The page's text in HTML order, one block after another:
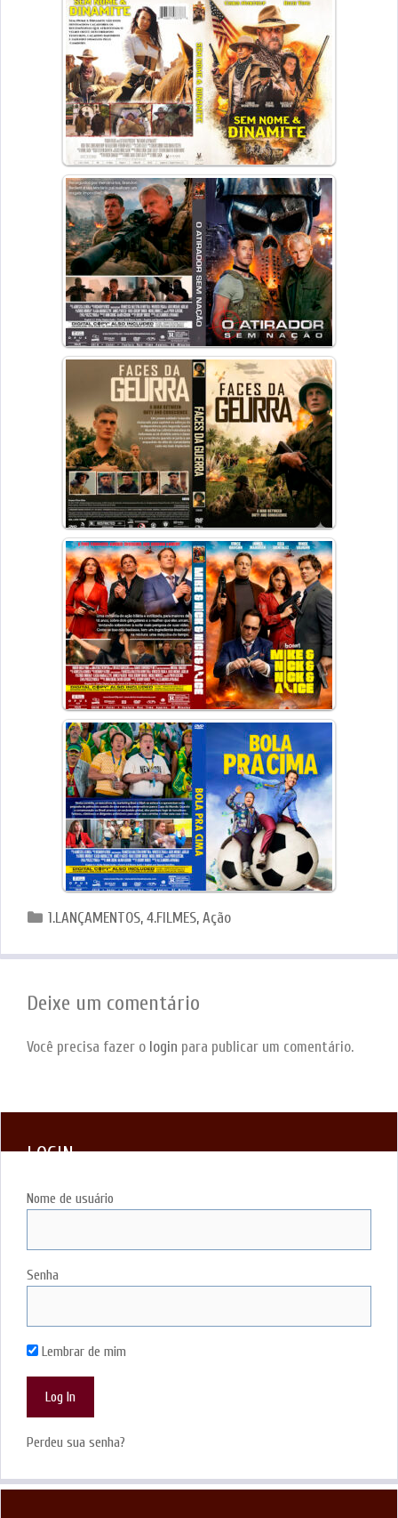
Categorias
1.LANÇAMENTOS,4.FILMES,Ação
Deixe um comentário
Você precisa fazer o login para publicar um comentário.
LOGIN
Nome de usuário
Senha
Lembrar de mim
Perdeu sua senha?